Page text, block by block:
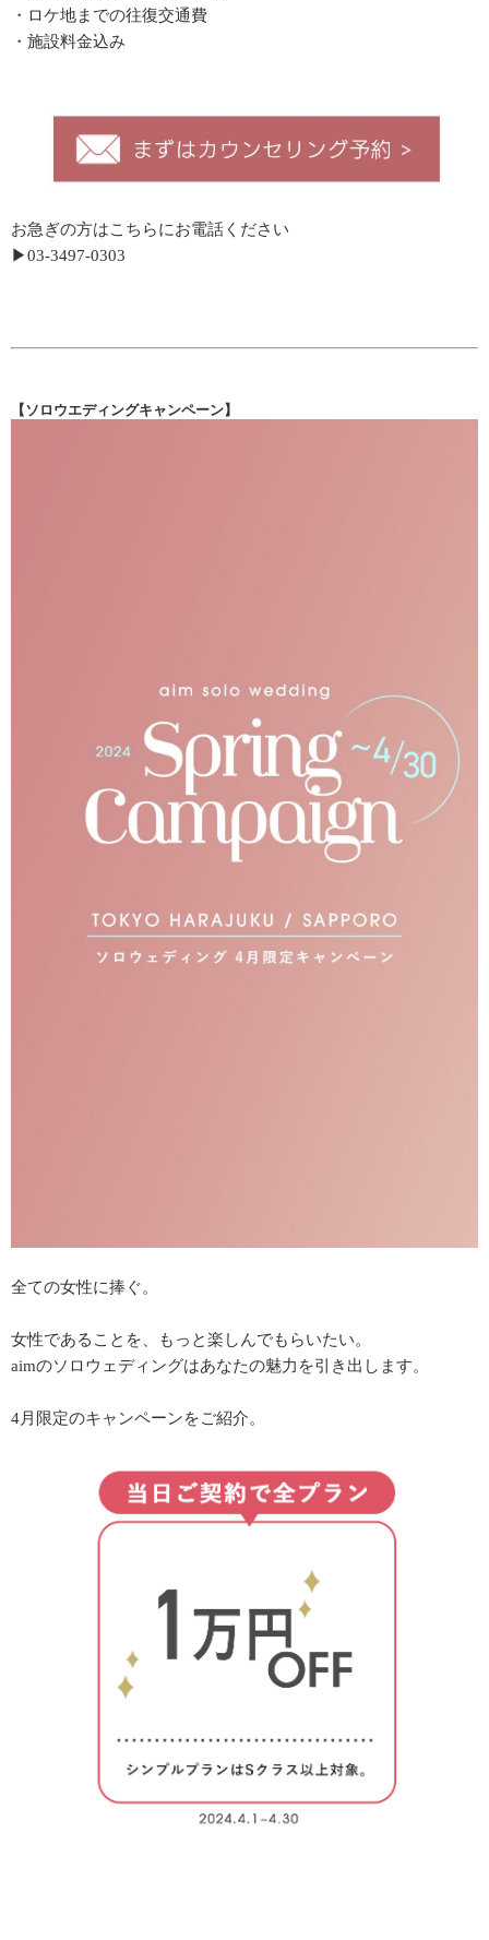
・ロケ地までの往復交通費
・施設料金込み
お急ぎの方はこちらにお電話ください
▶︎03-3497-0303
【ソロウエディングキャンペーン】
全ての女性に捧ぐ。
女性であることを、もっと楽しんでもらいたい。
aimのソロウェディングはあなたの魅力を引き出します。
4月限定のキャンペーンをご紹介。